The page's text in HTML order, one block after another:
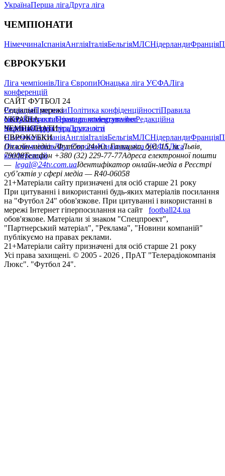
УкраїнаПерша лігаДруга ліга
ЧЕМПІОНАТИ
НімеччинаІспаніяАнгліяІталіяБельгіяМЛСНідерландиФранція
ЄВРОКУБКИ
Ліга чемпіонівЛіга ЄвропиЮнацька ліга УЄФАЛіга
конференцій
САЙТ ФУТБОЛ 24
РедакціяПрогнозиПолітика конфіденційностіПравила
сайтуКонтактиПравила коментуванняРедакційна
політикаСтруктура власності
Соціальні мережі
facebookxyoutubeinstagramtelegramviber
УКРАЇНА
УкраїнаПерша лігаДруга ліга
ЧЕМПІОНАТИ
НімеччинаІспаніяАнгліяІталіяБельгіяМЛСНідерландиФранція
ЄВРОКУБКИ
Ліга чемпіонівЛіга ЄвропиЮнацька ліга УЄФАЛіга
конференцій
Онлайн-медіа «Футбол 24»пл. Галицька, буд. 15, м. Львів,
79008Телефон +380 (32) 229-77-77Адреса електронної пошти
— legal@24tv.com.uaІдентифікатор онлайн-медіа в Реєстрі
суб’єктів у сфері медіа — R40-06058
21+Матеріали сайту призначені для осіб старше 21 року
При цитуванні і використанні будь-яких матеріалів посилання
на "Футбол 24" обов'язкове. При цитуванні і використанні в
мережі Інтернет гіперпосилання на сайт
football24.ua
обов'язкове. Матеріали зі знаком "Спецпроект",
"Партнерський матеріал", "Реклама", "Новини компаній"
публікуємо на правах реклами.
21+Матеріали сайту призначені для осіб старше 21 року
Усi права захищенi. © 2005 - 2026 , ПрАТ "Телерадіокомпанія
Люкс". "Футбол 24".